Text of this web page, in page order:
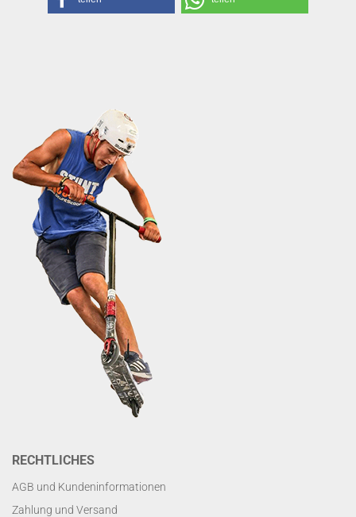
RECHTLICHES
AGB und Kundeninformationen
Zahlung und Versand